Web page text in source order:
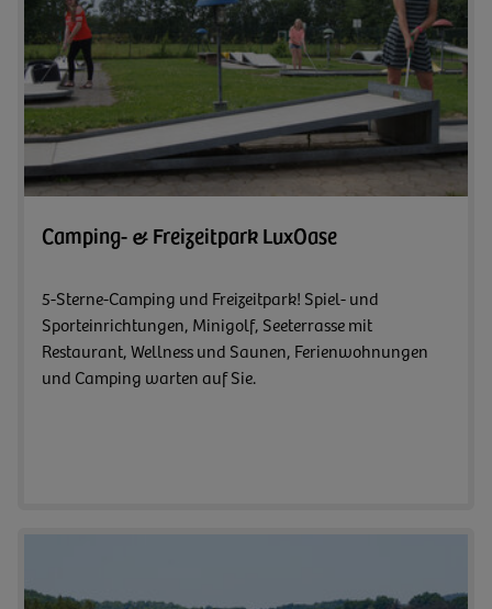
Zum
Camping- & Freizeitpark LuxOase
5-Sterne-Camping und Freizeitpark! Spiel- und
Sporteinrichtungen, Minigolf, Seeterrasse mit
Restaurant, Wellness und Saunen, Ferienwohnungen
und Camping warten auf Sie.